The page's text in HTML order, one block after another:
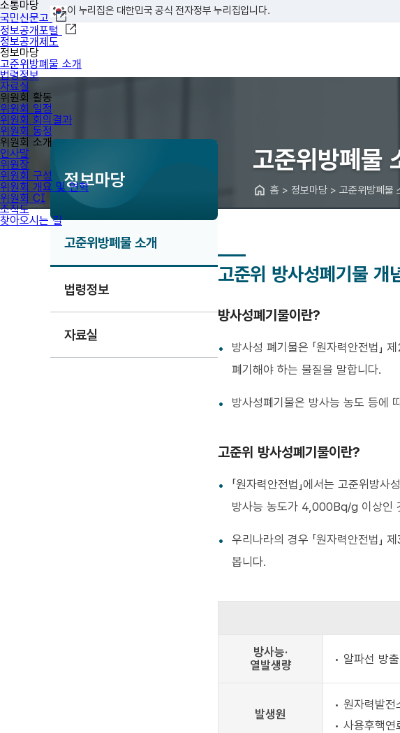
이 누리집은 대한민국 공식 전자정부 누리집입니다.
소통마당
국민신문고
정보공개포털
정보공개제도
정보마당
고준위방폐물 소개
법령정보
자료실
위원회 활동
위원회 일정
위원회 회의결과
위원회 동정
위원회 소개
인사말
위원장
위원회 구성
위원회 개요 및 연혁
위원회 CI
조직도
찾아오시는 길
고준위방폐물
홈 > 정보마당 > 고준위방폐물
정보마당
고준위방폐물 소개
법령정보
자료실
고준위 방사성폐기물 개
방사성폐기물이란?
방사성 폐기물은 「원자력안전법
폐기해야 하는 물질을 말합니다.
방사성폐기물은 방사능 농도 등에
고준위 방사성폐기물이란?
「원자력안전법」에서는 고준위방
방사능 농도가 4,000Bq/g 이상인
우리나라의 경우 「원자력안전법」
봅니다.
방사능·
열발생량
• 알파선 방
발생원
• 원자력발전
• 사용후핵